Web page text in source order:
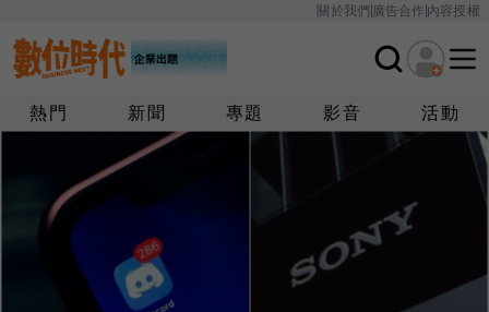
關於我們廣告合作內容授權
熱門 新聞 專題 影音 活動